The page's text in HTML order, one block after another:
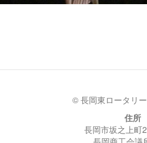
© 長岡東ロータリ
住所
長岡市坂之上町